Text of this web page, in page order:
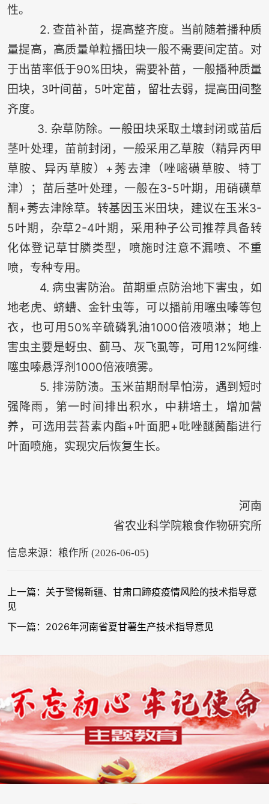
性。
2. 查苗补苗，提高整齐度。当前随着播种质
量提高，高质量单粒播田块一般不需要间定苗。对
于出苗率低于90%田块，需要补苗，一般播种质量
田块，3叶间苗，5叶定苗，留壮去弱，提高田间整
齐度。
3. 杂草防除。一般田块采取土壤封闭或苗后
茎叶处理，苗前封闭，一般采用乙草胺（精异丙甲
草胺、异丙草胺）+莠去津（唑嘧磺草胺、特丁
津）；苗后茎叶处理，一般在3-5叶期，用硝磺草
酮+莠去津除草。转基因玉米田块，建议在玉米3-
5叶期，杂草2-4叶期，采用种子公司推荐具备转
化体登记草甘膦类型，喷施时注意不漏喷、不重
喷，专种专用。
4. 病虫害防治。苗期重点防治地下害虫，如
地老虎、蛴螬、金针虫等，可以播前用噻虫嗪等包
衣，也可用50%辛硫磷乳油1000倍液喷淋；地上
害虫主要是蚜虫、蓟马、灰飞虱等，可用12%阿维·
噻虫嗪悬浮剂1000倍液喷雾。
5. 排涝防渍。玉米苗期耐旱怕涝，遇到短时
强降雨，第一时间排出积水，中耕培土，增加营
养，可选用芸苔素内酯+叶面肥+吡唑醚菌酯进行
叶面喷施，实现灾后恢复生长。
河南
省农业科学院粮食作物研究所
信息来源：粮作所 (2026-06-05)
上一篇：关于警惕新疆、甘肃口蹄疫疫情风险的技术指导意
见
下一篇：2026年河南省夏甘薯生产技术指导意见